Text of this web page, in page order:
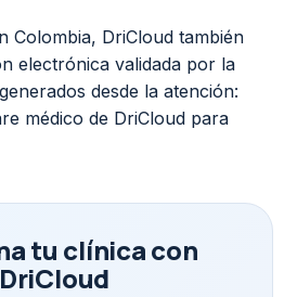
Colombia, DriCloud también
electrónica validada por la
desde la atención:
médico de DriCloud para
tu clínica con
DriCloud